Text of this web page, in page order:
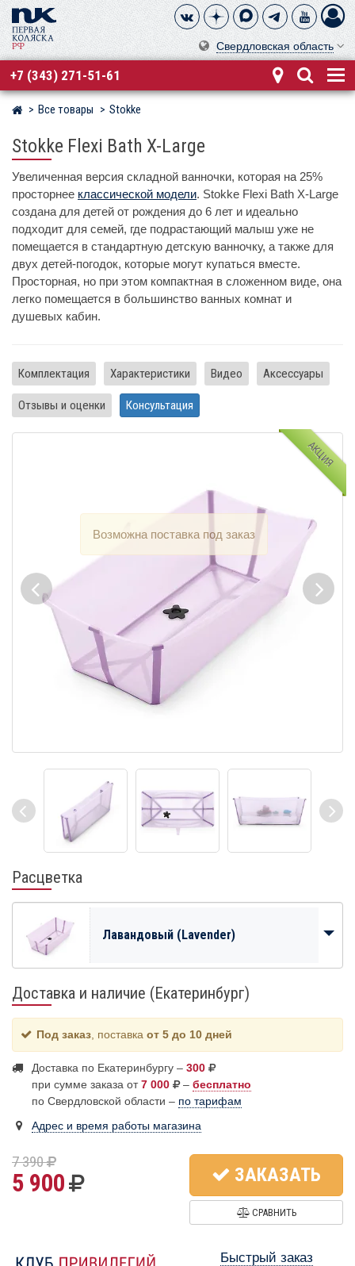
Свердловская область
+7 (343) 271-51-61
Магазин детских колясок
Все товары Stokke
Stokke Flexi Bath X-Large
Увеличенная версия складной ванночки, которая на 25%
просторнее классической модели. Stokke Flexi Bath X-Large
создана для детей от рождения до 6 лет и идеально
подходит для семей, где подрастающий малыш уже не
помещается в стандартную детскую ванночку, а также для
двух детей-погодок, которые могут купаться вместе.
Просторная, но при этом компактная в сложенном виде, она
легко помещается в большинство ванных комнат и
душевых кабин.
Комплектация Характеристики Видео Аксессуары
Отзывы и оценки Консультация
АКЦИЯ
Расцветка
Лавандовый (Lavender)
Доставка и наличие (Екатеринбург)
Под заказ , поставка от 5 до 10 дней
Доставка по Екатеринбургу – 300
при сумме заказа от7 000 – бесплатно
по Свердловской области – по тарифам
Адрес и время работы магазина
7 390
5 900 ЗАКАЗАТЬ
СРАВНИТЬ
Быстрый заказ